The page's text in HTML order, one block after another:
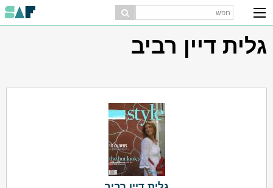
גלית דיין רביב